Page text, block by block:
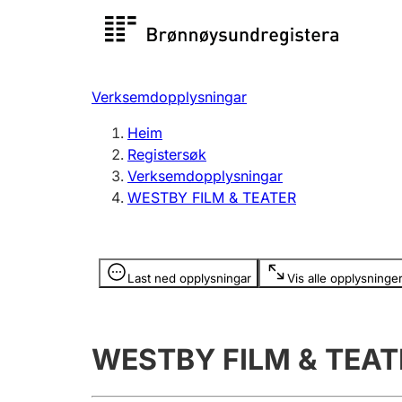
Registersøk
Registrere, endre, slette
Verksemdopplysningar
Heim
Registersøk
Verksemdopplysningar
WESTBY FILM & TEATER
Last ned opplysningar Vis alle opplysninger
Opplysninger er skjult
WESTBY FILM &